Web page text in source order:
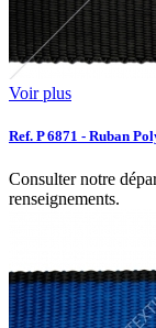
Voir plus
Ref. P 6871 - Ruban
Consulter notre
renseignements.